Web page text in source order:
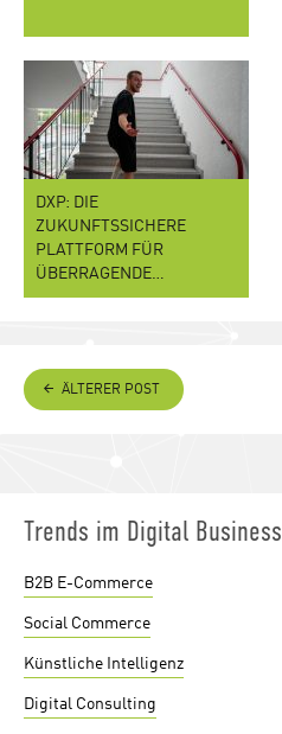
DXP: DIE
ZUKUNFTSSICHERE
PLATTFORM FÜR
ÜBERRAGENDE…
ÄLTERER POST
Trends im Digital Business
B2B E-Commerce
Social Commerce
Künstliche Intelligenz
Digital Consulting